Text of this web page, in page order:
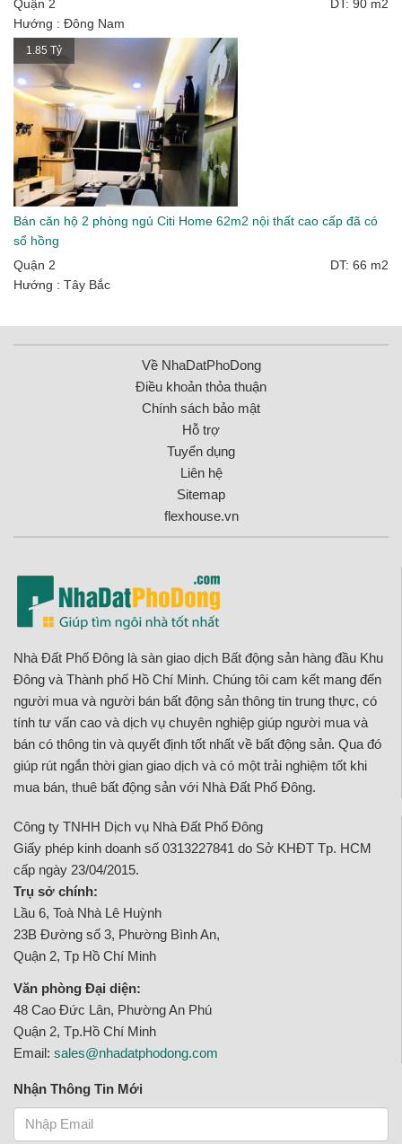
Quận 2
DT: 90 m2
Hướng : Đông Nam
1.85 Tỷ
Bán căn hộ 2 phòng ngủ Citi Home 62m2 nội thất cao cấp đã có
sổ hồng
Quận 2
DT: 66 m2
Hướng : Tây Bắc
Về NhaDatPhoDong
Điều khoản thỏa thuận
Chính sách bảo mật
Hỗ trợ
Tuyển dụng
Liên hệ
Sitemap
flexhouse.vn
Nhà Đất Phố Đông là sàn giao dịch Bất động sản hàng đầu Khu
Đông và Thành phố Hồ Chí Minh. Chúng tôi cam kết mang đến
người mua và người bán bất động sản thông tin trung thực, có
tính tư vấn cao và dịch vụ chuyên nghiệp giúp người mua và
bán có thông tin và quyết định tốt nhất về bất động sản. Qua đó
giúp rút ngắn thời gian giao dịch và có một trải nghiệm tốt khi
mua bán, thuê bất động sản với Nhà Đất Phố Đông.
Công ty TNHH Dịch vụ Nhà Đất Phố Đông
Giấy phép kinh doanh số 0313227841 do Sở KHĐT Tp. HCM
cấp ngày 23/04/2015.
Trụ sở chính:
Lầu 6, Toà Nhà Lê Huỳnh
23B Đường số 3, Phường Bình An,
Quận 2, Tp Hồ Chí Minh
Văn phòng Đại diện:
48 Cao Đức Lân, Phường An Phú
Quận 2, Tp.Hồ Chí Minh
Email: sales@nhadatphodong.com
Nhận Thông Tin Mới